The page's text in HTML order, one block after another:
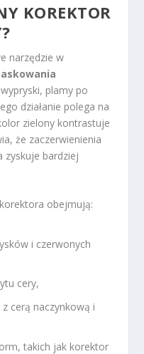
KOREKTOR
narzędzie w
plamy po
działanie polega na
zielony kontrastuje
że zaczerwienienia
zyskuje bardziej
obejmują:
i czerwonych
cery,
cerą naczynkową i
takich jak korektor